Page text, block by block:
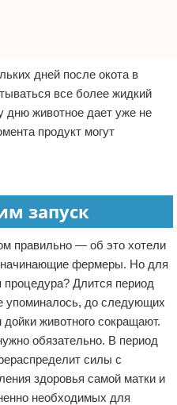
дней после окота в
все более жидкий
дню животное дает уже не
продукт могут
запуск
правильно — об это хотели
начинающие фермеры. Но для
Длится период
упоминалось, до следующих
животного сокращают.
обязательно. В период
силы с
здоровья самой матки и
необходимых для